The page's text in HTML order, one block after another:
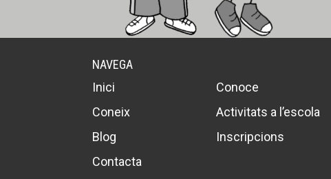
NAVEGA
Inici
Conoce
Coneix
Activitats a l’escola
Blog
Inscripcions
Contacta